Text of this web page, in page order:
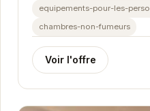
equipements-pour-les-
chambres-non-fumeurs
Voir l'offre